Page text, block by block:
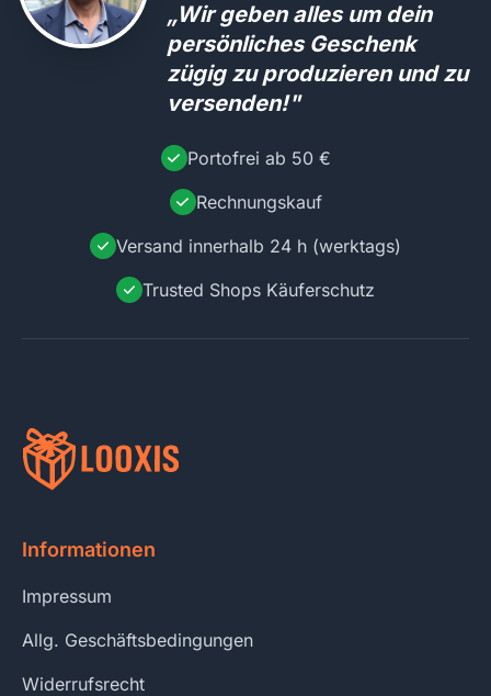
„Wir geben alles um dein
persönliches Geschenk
zügig zu produzieren und zu
versenden!"
Portofrei ab 50 €
Rechnungskauf
Versand innerhalb 24 h (werktags)
Trusted Shops Käuferschutz
Informationen
Impressum
Allg. Geschäftsbedingungen
Widerrufsrecht